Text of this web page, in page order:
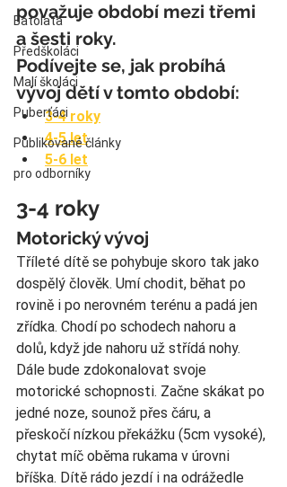
Batolata
Předškoláci
Malí školáci
Puberťáci
Publikované články
pro odborníky
považuje období mezi třemi
a šesti roky.
Podívejte se, jak probíhá
vývoj dětí v tomto období:
3-4 roky
4-5 let
5-6 let
3-4 roky
Motorický vývoj
Tříleté dítě se pohybuje skoro tak jako
dospělý člověk. Umí chodit, běhat po
rovině i po nerovném terénu a padá jen
zřídka. Chodí po schodech nahoru a
dolů, když jde nahoru už střídá nohy.
Dále bude zdokonalovat svoje
motorické schopnosti. Začne skákat po
jedné noze, sounož přes čáru, a
přeskočí nízkou překážku (5cm vysoké),
chytat míč oběma rukama v úrovni
bříška. Dítě rádo jezdí i na odrážedle